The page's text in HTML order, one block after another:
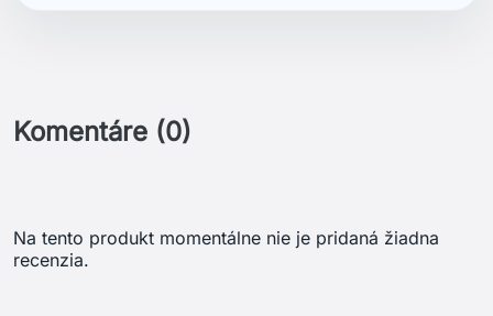
Komentáre (0)
Na tento produkt momentálne nie je pridaná žiadna
recenzia.